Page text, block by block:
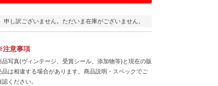
申し訳ございません。ただいま在庫がございません。
意事項
品写真(ヴィンテージ、受賞シール、添加物等)と現在の販
品は相違する場合があります。商品説明・スペックでご
認ください。